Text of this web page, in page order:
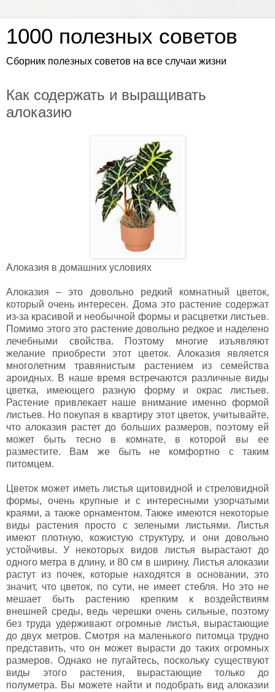
1000 полезных советов
Сборник полезных советов на все случаи жизни
Как содержать и выращивать
алоказию
Алоказия в домашних условиях
Алоказия – это довольно редкий комнатный цветок,
который очень интересен. Дома это растение содержат
из-за красивой и необычной формы и расцветки листьев.
Помимо этого это растение довольно редкое и наделено
лечебными свойства. Поэтому многие изъявляют
желание приобрести этот цветок. Алоказия является
многолетним травянистым растением из семейства
ароидных. В наше время встречаются различные виды
цветка, имеющего разную форму и окрас листьев.
Растение привлекает наше внимание именно формой
листьев. Но покупая в квартиру этот цветок, учитывайте,
что алоказия растет до больших размеров, поэтому ей
может быть тесно в комнате, в которой вы ее
разместите. Вам же быть не комфортно с таким
питомцем.
Цветок может иметь листья щитовидной и стреловидной
формы, очень крупные и с интересными узорчатыми
краями, а также орнаментом. Также имеются некоторые
виды растения просто с зелеными листьями. Листья
имеют плотную, кожистую структуру, и они довольно
устойчивы. У некоторых видов листья вырастают до
одного метра в длину, и 80 см в ширину. Листья алоказии
растут из почек, которые находятся в основании, это
значит, что цветок, по сути, не имеет стебля. Но это не
мешает быть растению крепким к воздействиям
внешней среды, ведь черешки очень сильные, поэтому
без труда удерживают огромные листья, вырастающие
до двух метров. Смотря на маленького питомца трудно
представить, что он может вырасти до таких огромных
размеров. Однако не пугайтесь, поскольку существуют
виды этого растения, вырастающие только до
полуметра. Вы можете найти и подобрать вид алоказии